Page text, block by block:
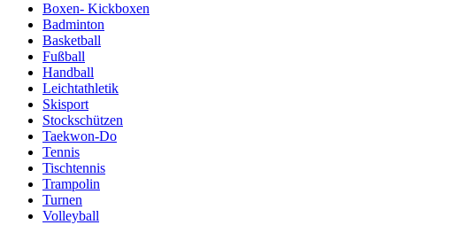
Boxen- Kickboxen
Badminton
Basketball
Fußball
Handball
Leichtathletik
Skisport
Stockschützen
Taekwon-Do
Tennis
Tischtennis
Trampolin
Turnen
Volleyball